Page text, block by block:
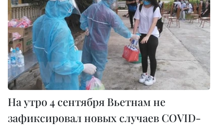
На утро 4 сентября Вьетнам не
зафиксировал новых случаев COVID-